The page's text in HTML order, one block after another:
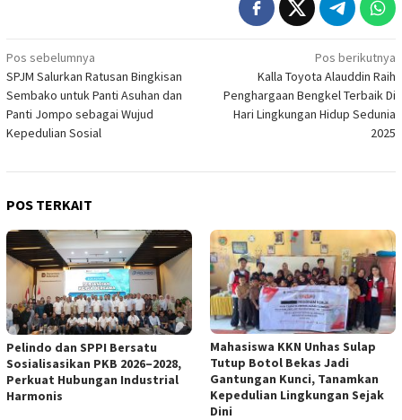
Navigasi
pos
Pos sebelumnya
SPJM Salurkan Ratusan Bingkisan
Sembako untuk Panti Asuhan dan
Panti Jompo sebagai Wujud
Kepedulian Sosial
Pos berikutnya
Kalla Toyota Alauddin Raih
Penghargaan Bengkel Terbaik Di
Hari Lingkungan Hidup Sedunia
2025
POS TERKAIT
Pelindo dan SPPI Bersatu
Sosialisasikan PKB 2026–2028,
Perkuat Hubungan Industrial
Harmonis
Mahasiswa KKN Unhas Sulap
Tutup Botol Bekas Jadi
Gantungan Kunci, Tanamkan
Kepedulian Lingkungan Sejak
Dini